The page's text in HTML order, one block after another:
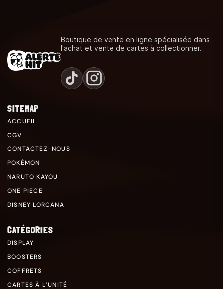
Boutique de vente en ligne spécialisée dans
l'achat et vente de cartes à collectionner.
SITEMAP
ACCUEIL
CGV
CONTACTEZ-NOUS
POKÉMON
NARUTO KAYOU
ONE PIECE
DISNEY LORCANA
CATÉGORIES
DISPLAY
BOOSTERS
COFFRETS
CARTES À L’UNITÉ